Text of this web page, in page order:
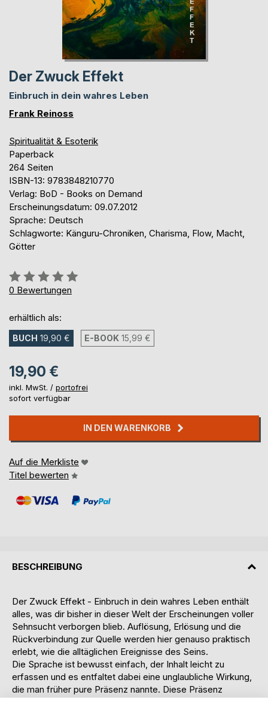
Der Zwuck Effekt
Einbruch in dein wahres Leben
Frank Reinoss
Spiritualität & Esoterik
Paperback
264 Seiten
ISBN-13: 9783848210770
Verlag: BoD - Books on Demand
Erscheinungsdatum: 09.07.2012
Sprache: Deutsch
Schlagworte: Känguru-Chroniken, Charisma, Flow, Macht,
Götter
Bewertung::
0%
0 Bewertungen
erhältlich als:
BUCH 19,90 € E-BOOK 15,99 €
19,90 €
inkl. MwSt. / portofrei
sofort verfügbar
IN DEN WARENKORB
Auf die Merkliste
Titel bewerten
BESCHREIBUNG
Der Zwuck Effekt - Einbruch in dein wahres Leben enthält
alles, was dir bisher in dieser Welt der Erscheinungen voller
Sehnsucht verborgen blieb. Auflösung, Erlösung und die
Rückverbindung zur Quelle werden hier genauso praktisch
erlebt, wie die alltäglichen Ereignisse des Seins.
Die Sprache ist bewusst einfach, der Inhalt leicht zu
erfassen und es entfaltet dabei eine unglaubliche Wirkung,
die man früher pure Präsenz nannte. Diese Präsenz